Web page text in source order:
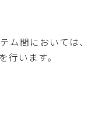
ム間においては、
行います。